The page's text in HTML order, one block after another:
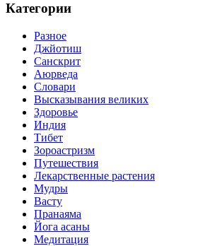
Категории
Разное
Джйотиш
Санскрит
Аюрведа
Словари
Высказывания великих
Здоровье
Индия
Тибет
Зороастризм
Путешествия
Лекарственные растения
Мудры
Васту
Пранаяма
Йога асаны
Медитация